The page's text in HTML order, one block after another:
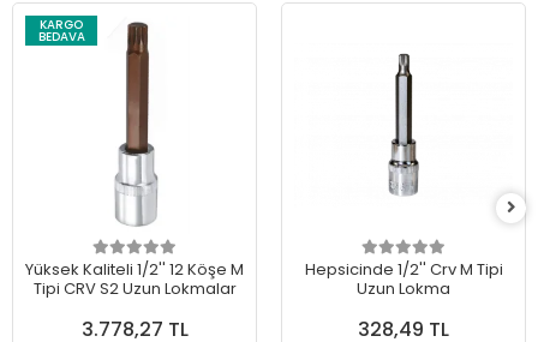
KARGO
BEDAVA
Yüksek Kaliteli 1/2'' 12 Köşe M
Tipi CRV S2 Uzun Lokmalar
3.778,27 TL
Hepsicinde 1/2'' Crv M Tipi
Uzun Lokma
328,49 TL